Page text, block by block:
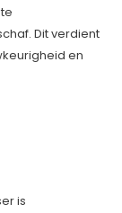
Dit verdient
en
is